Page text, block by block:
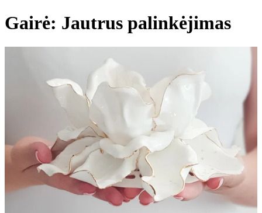
Gairė: Jautrus palinkėjimas